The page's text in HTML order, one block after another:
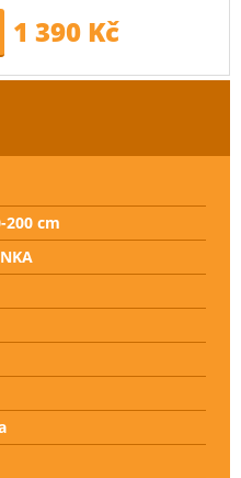
1 390 Kč
cm